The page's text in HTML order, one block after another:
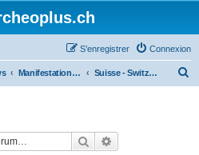
Connexion
S’enregistrer
Manifestations - Events Suisse - Switzerland
Rechercher